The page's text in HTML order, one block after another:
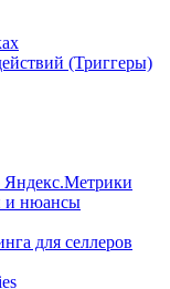
(Триггеры)
и нюансы
для селлеров